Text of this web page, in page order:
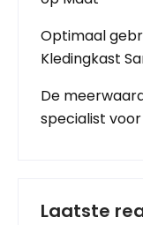
Optimaal
Kledingkast
De
specialist
Laatste